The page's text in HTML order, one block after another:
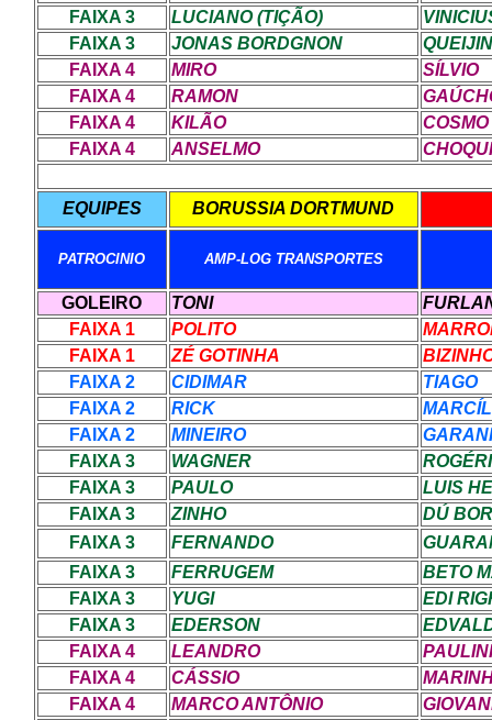
FAIXA 3
LUCIANO (TIÇÃO)
FAIXA 3
JONAS BORDGNON
FAIXA 4
MIRO
SÍLVIO
FAIXA 4
RAMON
FAIXA 4
KILÃO
COSMO
FAIXA 4
ANSELMO
EQUIPES BORUSSIA DORTMUND
PATROCINIO AMP-LOG TRANSPORTES
GOLEIRO TONI
FAIXA 1
POLITO
FAIXA 1
ZÉ GOTINHA
FAIXA 2
CIDIMAR
TIAGO
FAIXA 2
RICK
FAIXA 2
MINEIRO
FAIXA 3
WAGNER
FAIXA 3
PAULO
LUIS
FAIXA 3
ZINHO
DÚ
FAIXA 3
FERNANDO
FAIXA 3
FERRUGEM
BETO
FAIXA 3
YUGI
EDI
FAIXA 3
EDERSON
FAIXA 4
LEANDRO
FAIXA 4
CÁSSIO
FAIXA 4
MARCO ANTÔNIO